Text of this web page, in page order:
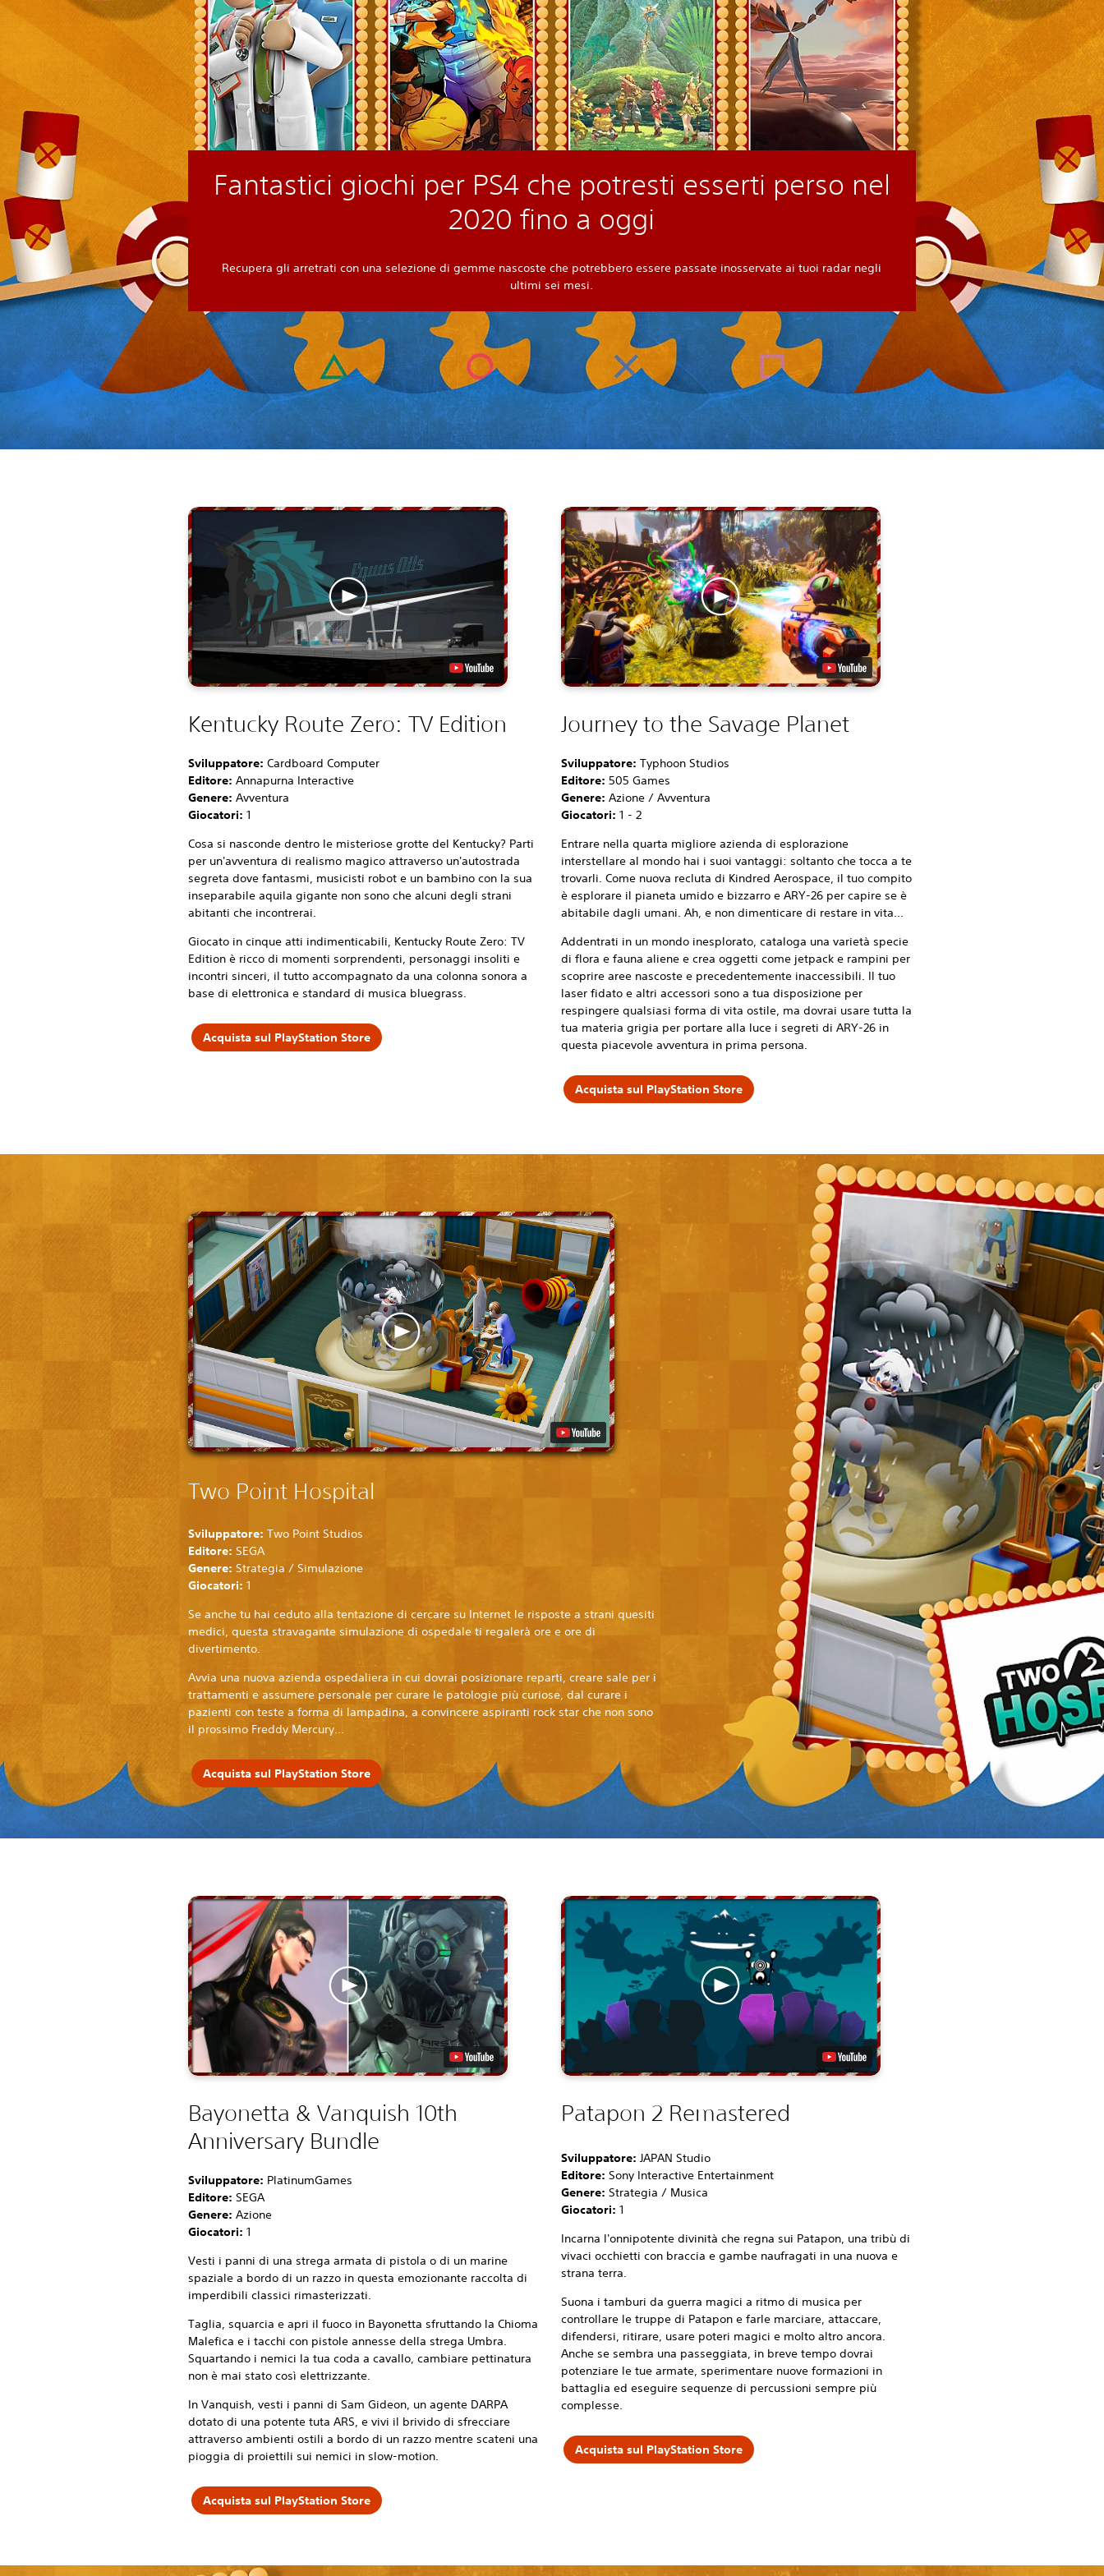
Fantastici giochi per PS4 che potresti esserti perso nel
2020 fino a oggi
Recupera gli arretrati con una selezione di gemme nascoste che potrebbero essere passate inosservate ai tuoi radar negli
ultimi sei mesi.
Kentucky Route Zero: TV Edition
Sviluppatore: Cardboard Computer
Editore: Annapurna Interactive
Genere: Avventura
Giocatori: 1
Cosa si nasconde dentro le misteriose grotte del Kentucky? Parti
per un'avventura di realismo magico attraverso un'autostrada
segreta dove fantasmi, musicisti robot e un bambino con la sua
inseparabile aquila gigante non sono che alcuni degli strani
abitanti che incontrerai.
Giocato in cinque atti indimenticabili, Kentucky Route Zero: TV
Edition è ricco di momenti sorprendenti, personaggi insoliti e
incontri sinceri, il tutto accompagnato da una colonna sonora a
base di elettronica e standard di musica bluegrass.
Acquista sul PlayStation Store
Journey to the Savage Planet
Sviluppatore: Typhoon Studios
Editore: 505 Games
Genere: Azione / Avventura
Giocatori: 1 - 2
Entrare nella quarta migliore azienda di esplorazione
interstellare al mondo hai i suoi vantaggi: soltanto che tocca a te
trovarli. Come nuova recluta di Kindred Aerospace, il tuo compito
è esplorare il pianeta umido e bizzarro e ARY-26 per capire se è
abitabile dagli umani. Ah, e non dimenticare di restare in vita...
Addentrati in un mondo inesplorato, cataloga una varietà specie
di flora e fauna aliene e crea oggetti come jetpack e rampini per
scoprire aree nascoste e precedentemente inaccessibili. Il tuo
laser fidato e altri accessori sono a tua disposizione per
respingere qualsiasi forma di vita ostile, ma dovrai usare tutta la
tua materia grigia per portare alla luce i segreti di ARY-26 in
questa piacevole avventura in prima persona.
Acquista sul PlayStation Store
Two Point Hospital
Sviluppatore: Two Point Studios
Editore: SEGA
Genere: Strategia / Simulazione
Giocatori: 1
Se anche tu hai ceduto alla tentazione di cercare su Internet le risposte a strani quesiti
medici, questa stravagante simulazione di ospedale ti regalerà ore e ore di
divertimento.
Avvia una nuova azienda ospedaliera in cui dovrai posizionare reparti, creare sale per i
trattamenti e assumere personale per curare le patologie più curiose, dal curare i
pazienti con teste a forma di lampadina, a convincere aspiranti rock star che non sono
il prossimo Freddy Mercury...
Acquista sul PlayStation Store
Bayonetta & Vanquish 10th
Anniversary Bundle
Sviluppatore: PlatinumGames
Editore: SEGA
Genere: Azione
Giocatori: 1
Vesti i panni di una strega armata di pistola o di un marine
spaziale a bordo di un razzo in questa emozionante raccolta di
imperdibili classici rimasterizzati.
Taglia, squarcia e apri il fuoco in Bayonetta sfruttando la Chioma
Malefica e i tacchi con pistole annesse della strega Umbra.
Squartando i nemici la tua coda a cavallo, cambiare pettinatura
non è mai stato così elettrizzante.
In Vanquish, vesti i panni di Sam Gideon, un agente DARPA
dotato di una potente tuta ARS, e vivi il brivido di sfrecciare
attraverso ambienti ostili a bordo di un razzo mentre scateni una
pioggia di proiettili sui nemici in slow-motion.
Acquista sul PlayStation Store
Patapon 2 Remastered
Sviluppatore: JAPAN Studio
Editore: Sony Interactive Entertainment
Genere: Strategia / Musica
Giocatori: 1
Incarna l'onnipotente divinità che regna sui Patapon, una tribù di
vivaci occhietti con braccia e gambe naufragati in una nuova e
strana terra.
Suona i tamburi da guerra magici a ritmo di musica per
controllare le truppe di Patapon e farle marciare, attaccare,
difendersi, ritirare, usare poteri magici e molto altro ancora.
Anche se sembra una passeggiata, in breve tempo dovrai
potenziare le tue armate, sperimentare nuove formazioni in
battaglia ed eseguire sequenze di percussioni sempre più
complesse.
Acquista sul PlayStation Store